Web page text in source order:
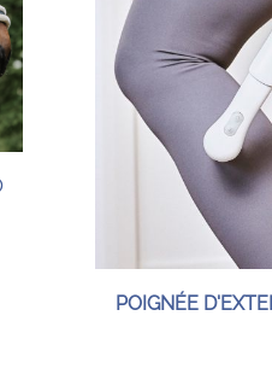
POIGNÉE